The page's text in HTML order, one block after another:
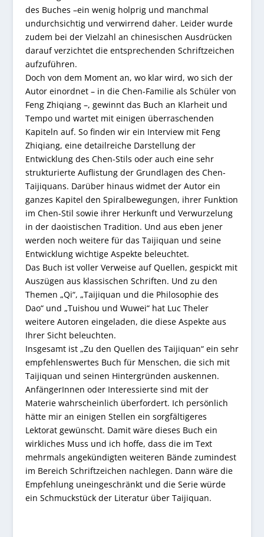
des Buches –ein wenig holprig und manchmal
undurchsichtig und verwirrend daher. Leider wurde
zudem bei der Vielzahl an chinesischen Ausdrücken
darauf verzichtet die entsprechenden Schriftzeichen
aufzuführen.
Doch von dem Moment an, wo klar wird, wo sich der
Autor einordnet – in die Chen-Familie als Schüler von
Feng Zhiqiang –, gewinnt das Buch an Klarheit und
Tempo und wartet mit einigen überraschenden
Kapiteln auf. So finden wir ein Interview mit Feng
Zhiqiang, eine detailreiche Darstellung der
Entwicklung des Chen-Stils oder auch eine sehr
strukturierte Auflistung der Grundlagen des Chen-
Taijiquans. Darüber hinaus widmet der Autor ein
ganzes Kapitel den Spiralbewegungen, ihrer Funktion
im Chen-Stil sowie ihrer Herkunft und Verwurzelung
in der daoistischen Tradition. Und aus eben jener
werden noch weitere für das Taijiquan und seine
Entwicklung wichtige Aspekte beleuchtet.
Das Buch ist voller Verweise auf Quellen, gespickt mit
Auszügen aus klassischen Schriften. Und zu den
Themen „Qi“, „Taijiquan und die Philosophie des
Dao“ und „Tuishou und Wuwei“ hat Luc Theler
weitere Autoren eingeladen, die diese Aspekte aus
Ihrer Sicht beleuchten.
Insgesamt ist „Zu den Quellen des Taijiquan“ ein sehr
empfehlenswertes Buch für Menschen, die sich mit
Taijiquan und seinen Hintergründen auskennen.
AnfängerInnen oder Interessierte sind mit der
Materie wahrscheinlich überfordert. Ich persönlich
hätte mir an einigen Stellen ein sorgfältigeres
Lektorat gewünscht. Damit wäre dieses Buch ein
wirkliches Muss und ich hoffe, dass die im Text
mehrmals angekündigten weiteren Bände zumindest
im Bereich Schriftzeichen nachlegen. Dann wäre die
Empfehlung uneingeschränkt und die Serie würde
ein Schmuckstück der Literatur über Taijiquan.